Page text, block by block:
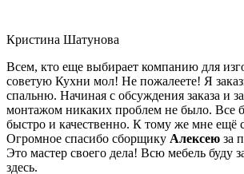
Кристина Шатунова
Всем, кто еще выбирает компанию для
советую Кухни мол! Не пожалеете! Я
спальню. Начиная с обсуждения заказа и
монтажом никаких проблем не было. Все
быстро и качественно. К тому же мне ещё
Огромное спасибо сборщику Алексею за
Это мастер своего дела! Всю мебель буду
здесь.